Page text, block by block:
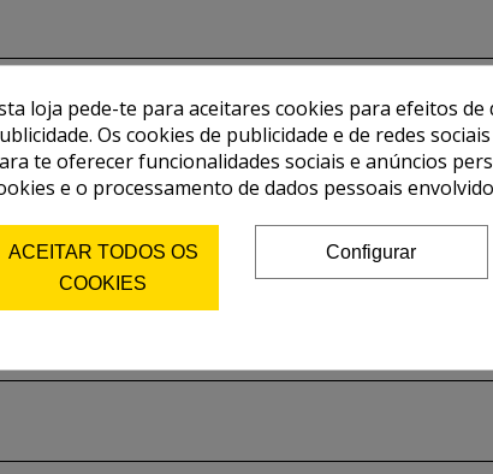
loja pede-te para aceitares cookies para efeitos de
Os cookies de publicidade e de redes
te oferecer funcionalidades sociais e anúncios
e o processamento de dados pessoais
ACEITAR TODOS OS
COOKIES
Configurar